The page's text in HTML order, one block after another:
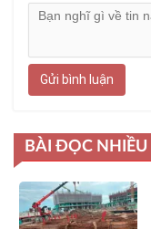
Gửi bình luận
BÀI ĐỌC NHIỀU